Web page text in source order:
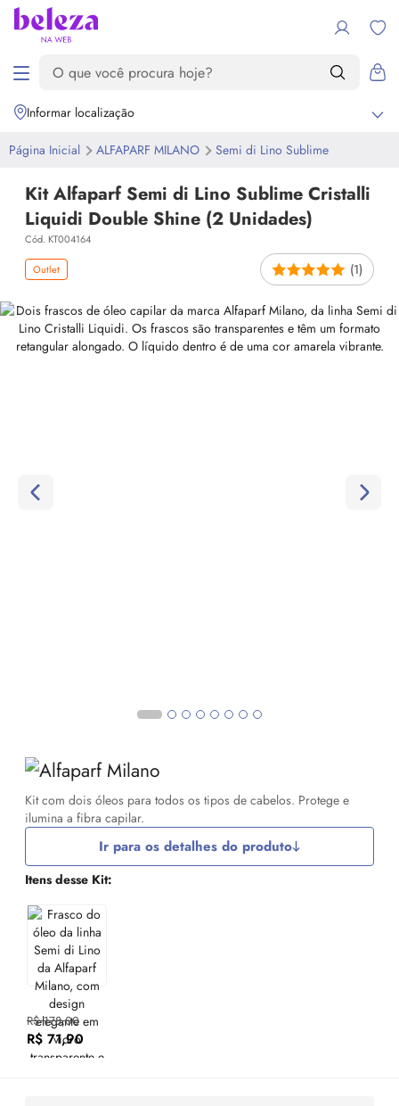
Informar localização
Página Inicial ALFAPARF MILANO Semi di Lino Sublime
Kit Alfaparf Semi di Lino Sublime Cristalli
Liquidi Double Shine (2 Unidades)
Cód. KT004164
Outlet (1)
Kit com dois óleos para todos os tipos de cabelos. Protege e
ilumina a fibra capilar.
Ir para os detalhes do produto
Itens desse Kit:
R$ 178,00
R$ 71,90